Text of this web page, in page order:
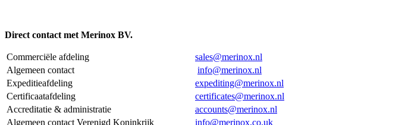
Direct contact met Merinox BV.
Commerciële afdeling
sales@merinox.nl
Algemeen contact
info@merinox.nl
Expeditieafdeling
expediting@merinox.nl
Certificaatafdeling
certificates@merinox.nl
Accreditatie & administratie
accounts@merinox.nl
Algemeen contact Verenigd Koninkrijk
info@merinox.co.uk